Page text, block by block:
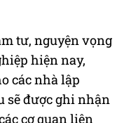
tư, nguyện vọng
hiện nay,
các nhà lập
sẽ được ghi nhận
cơ quan liên